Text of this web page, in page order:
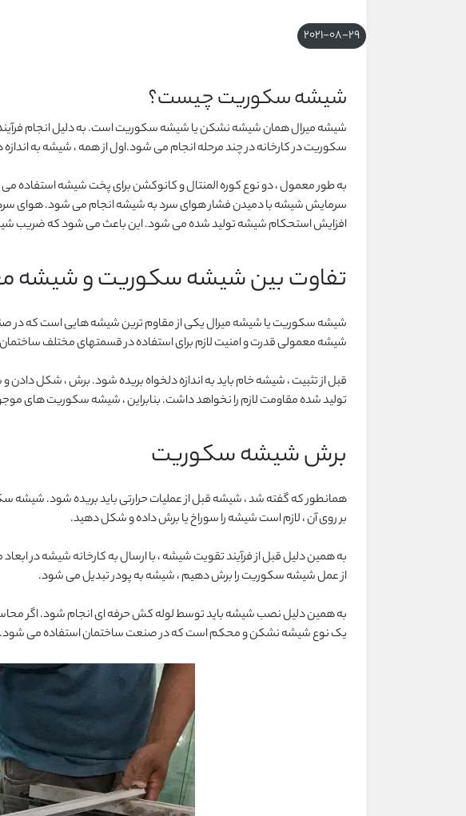
2021-08-29
شیشه سکوریت چیست؟
شیشه میرال همان شیشه نشکن یا شیشه سکوریت است. به دلیل انجام
سکوریت در کارخانه در چند مرحله انجام می شود.اول از همه ، شیشه به اندازه دلخواه بریده
به طور معمول ، دو نوع کوره المنتال و کانوکشن برای پخت شیشه
سرمایش شیشه با دمیدن فشار هوای سرد به شیشه انجام می شود. هوای سرد
افزایش استحکام شیشه تولید شده می شود. این باعث می شود که ضریب
تفاوت بین شیشه سکوریت و شیشه
شیشه سکوریت یا شیشه میرال یکی از مقاوم ترین شیشه هایی است که در
شیشه معمولی قدرت و امنیت لازم برای استفاده در قسمتهای مختلف
قبل از تثبیت ، شیشه خام باید به اندازه دلخواه بریده شود. برش ، شکل
تولید شده مقاومت لازم را نخواهد داشت. بنابراین ، شیشه سکوریت های
برش شیشه سکوریت
همانطور که گفته شد ، شیشه قبل از عملیات حرارتی باید بریده شود.
بر روی آن ، لازم است شیشه را سوراخ یا برش داده و شکل دهید.
به همین دلیل قبل از فرآیند تقویت شیشه ، با ارسال به کارخانه شیشه در
از عمل شیشه سکوریت را برش دهیم ، شیشه به پودر تبدیل می شود.
به همین دلیل نصب شیشه باید توسط لوله کش حرفه ای انجام شود. اگر
یک نوع شیشه نشکن و محکم است که در صنعت ساختمان استفاده می شود.